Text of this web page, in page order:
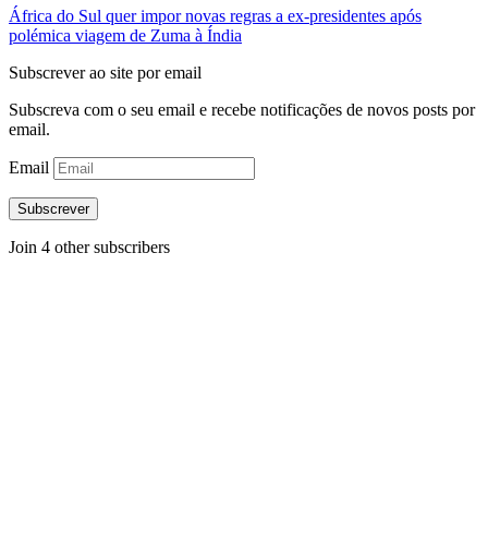
África do Sul quer impor novas regras a ex-presidentes após
polémica viagem de Zuma à Índia
Subscrever ao site por email
Subscreva com o seu email e recebe notificações de novos posts por
email.
Email
Subscrever
Join 4 other subscribers